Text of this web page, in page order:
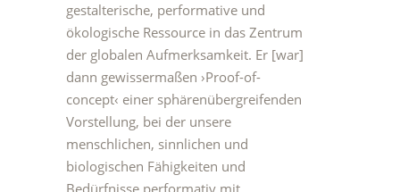
gestalterische, performative und
ökologische Ressource in das Zentrum
der globalen Aufmerksamkeit. Er [war]
dann gewissermaßen ›Proof-of-
concept‹ einer sphärenübergreifenden
Vorstellung, bei der unsere
menschlichen, sinnlichen und
biologischen Fähigkeiten und
Bedürfnisse performativ mit